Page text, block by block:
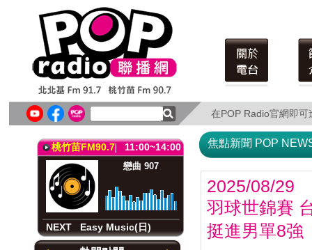
在POP Radio官網即
在POP Radio官網即
北北基FM91.711:00~14:00
音樂隨身聽(六)
Miffy
NEXTEasy Music(日)
桃竹苗FM90.711:00~14:00
戀曲 907
NEXT
Easy Music(日)
北北基FM91.711:00~14:00
焦點新聞 POP
2025/08/29
羽球世錦賽
挺進男單8強